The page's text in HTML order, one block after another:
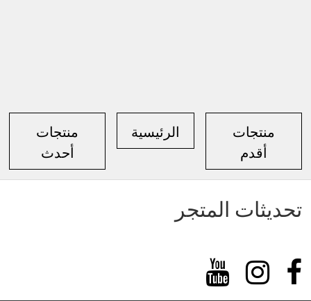
منتجات
أحدث
منتجات
أقدم
الرئيسية
تحديثات المتجر